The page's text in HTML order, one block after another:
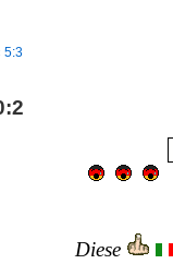
5:3
Diese